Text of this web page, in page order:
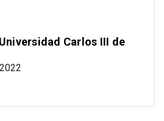
Carlos III de